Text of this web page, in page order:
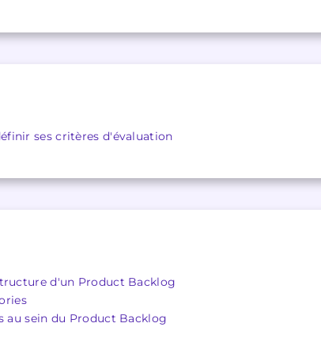
ses critères d'évaluation
d'un Product Backlog
sein du Product Backlog